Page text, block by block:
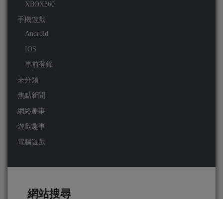
XBOX360
手機遊戲
Android
IOS
事前登錄
未分類
焦點新聞
網絡趣事
遊戲趣事
電腦遊戲
網站搜尋